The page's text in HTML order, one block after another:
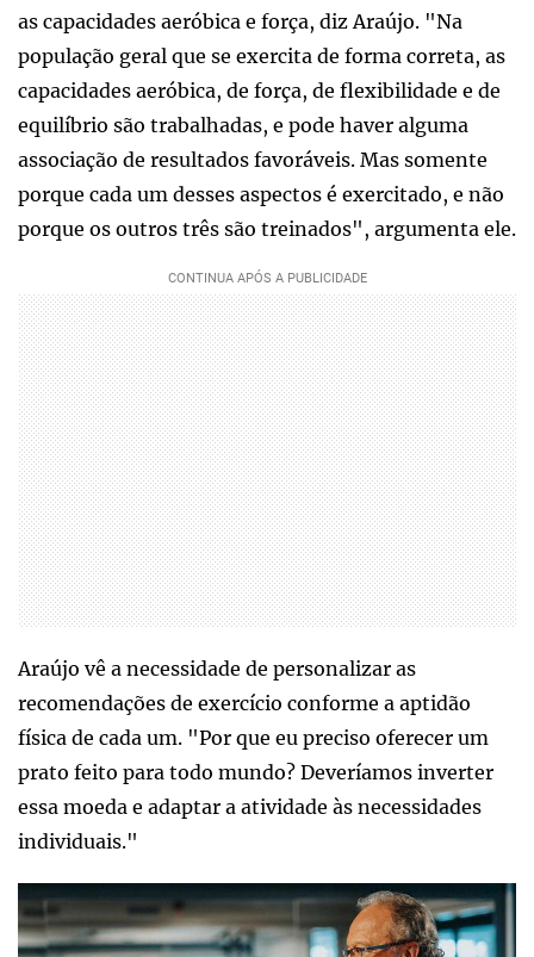
as capacidades aeróbica e força, diz Araújo. "Na
população geral que se exercita de forma correta, as
capacidades aeróbica, de força, de flexibilidade e de
equilíbrio são trabalhadas, e pode haver alguma
associação de resultados favoráveis. Mas somente
porque cada um desses aspectos é exercitado, e não
porque os outros três são treinados", argumenta ele.
Araújo vê a necessidade de personalizar as
recomendações de exercício conforme a aptidão
física de cada um. "Por que eu preciso oferecer um
prato feito para todo mundo? Deveríamos inverter
essa moeda e adaptar a atividade às necessidades
individuais."